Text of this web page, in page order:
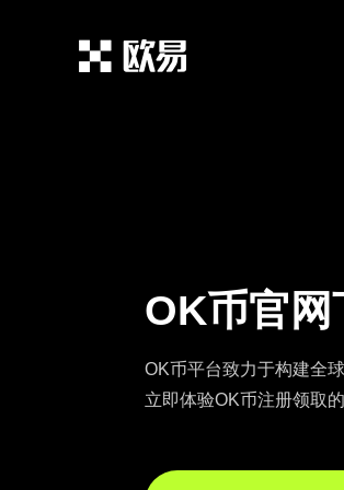
OK币官网
OK币平台致力于构建全
立即体验OK币注册领取的